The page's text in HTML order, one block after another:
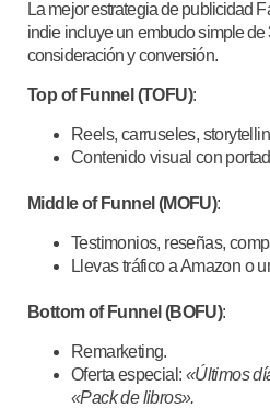
La mejor estrategia de publicidad
indie incluye un embudo simple de
consideración y conversión.
Top of Funnel (TOFU):
Reels, carruseles,
Contenido visual con
Middle of Funnel (MOFU):
Testimonios, reseñas,
Llevas tráfico a Amazon o
Bottom of Funnel (BOFU):
Remarketing.
Oferta especial: «Últimos
«Pack de libros».